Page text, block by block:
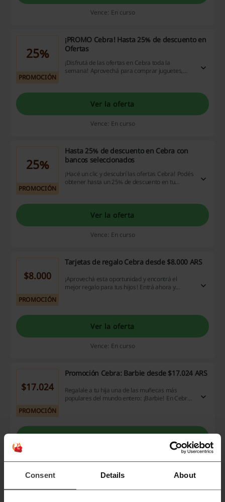
Consent Details About
Vence: En curso
25%
PROMOCIÓN
¡PROMO Cebra! Hasta 25% de descuento en
Ofertas
¡Disfrutá de las ofertas en Cebra toda la
semana! Aprovechá para comprar juguetes,
Ver la oferta
Vence: En curso
25%
PROMOCIÓN
Hasta 25% de descuento en Cebra con
bancos seleccionados
¡Hacé un clic y descubrí las ofertas Cebra! Podés
obtener hasta un 25% de descuento en tu
Ver la oferta
Vence: En curso
$8.000
PROMOCIÓN
Tarjetas de regalo Cebra desde $8.000 ARS
¡Aprovechá esta oportunidad y encontrá el
mejor regalo para tus hijos! Entrá ahora y
Ver la oferta
Vence: En curso
$17.024
PROMOCIÓN
Promoción Cebra: Barbie desde $17.024 ARS
Regalale a tu hija una de las muñecas más
populares del mundo entero: ¡Barbie! En Cebra
Ver la oferta
Cebra